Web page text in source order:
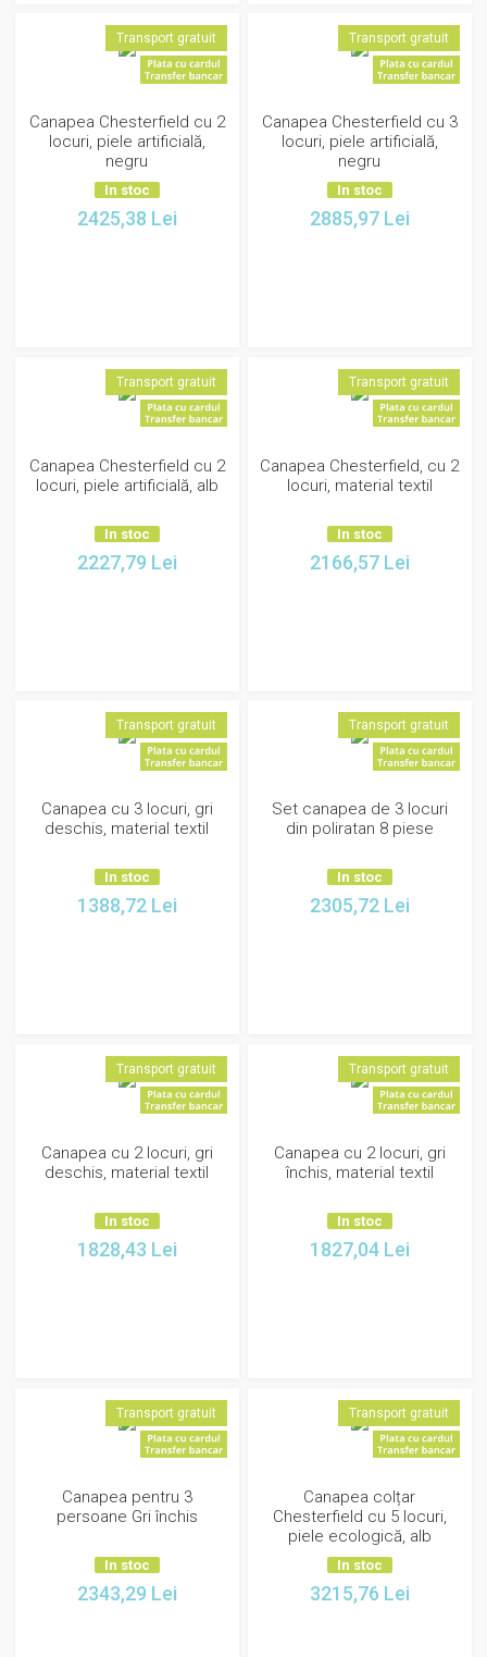
Transport gratuit
Canapea Chesterfield cu 2
locuri, piele artificială,
negru
In stoc
2425,38 Lei
Transport gratuit
Canapea Chesterfield cu 3
locuri, piele artificială,
negru
In stoc
2885,97 Lei
Transport gratuit
Canapea Chesterfield cu 2
locuri, piele artificială, alb
In stoc
2227,79 Lei
Transport gratuit
Canapea Chesterfield, cu 2
locuri, material textil
In stoc
2166,57 Lei
Transport gratuit
Canapea cu 3 locuri, gri
deschis, material textil
In stoc
1388,72 Lei
Transport gratuit
Set canapea de 3 locuri
din poliratan 8 piese
In stoc
2305,72 Lei
Transport gratuit
Canapea cu 2 locuri, gri
deschis, material textil
In stoc
1828,43 Lei
Transport gratuit
Canapea cu 2 locuri, gri
închis, material textil
In stoc
1827,04 Lei
Transport gratuit
Canapea pentru 3
persoane Gri închis
In stoc
2343,29 Lei
Transport gratuit
Canapea colțar
Chesterfield cu 5 locuri,
piele ecologică, alb
In stoc
3215,76 Lei